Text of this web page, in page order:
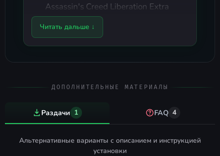
Assassin's Creed Liberation Extra
Content Videos.
Порядок установки:
любое место на вашем жёстком
Из папки
скопировать
игрой (с заменой файлов).
Читать дальше ↓
ДОПОЛНИТЕЛЬНЫЕ МАТЕРИАЛЫ
Раздачи 1 FAQ 4
Альтернативные варианты с описанием и инструкцией
установки